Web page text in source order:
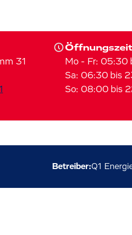
31
Mo - Fr: 05:30
Sa: 06:30 bis
So: 08:00 bis
Betreiber:Q1